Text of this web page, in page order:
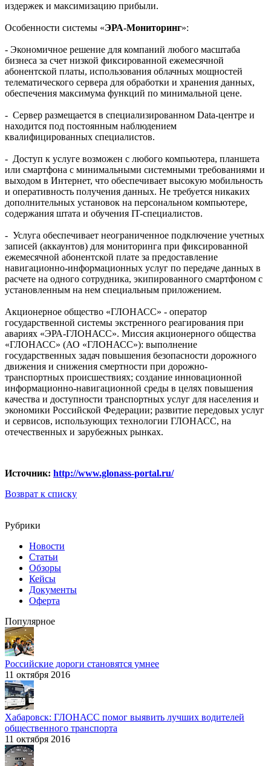
издержек и максимизацию прибыли.
Особенности системы «ЭРА-Мониторинг»:
- Экономичное решение для компаний любого масштаба
бизнеса за счет низкой фиксированной ежемесячной
абонентской платы, использования облачных мощностей
телематического сервера для обработки и хранения данных,
обеспечения максимума функций по минимальной цене.
- Сервер размещается в специализированном Data-центре и
находится под постоянным наблюдением
квалифицированных специалистов.
- Доступ к услуге возможен с любого компьютера, планшета
или смартфона с минимальными системными требованиями и
выходом в Интернет, что обеспечивает высокую мобильность
и оперативность получения данных. Не требуется никаких
дополнительных установок на персональном компьютере,
содержания штата и обучения IT-специалистов.
- Услуга обеспечивает неограниченное подключение учетных
записей (аккаунтов) для мониторинга при фиксированной
ежемесячной абонентской плате за предоставление
навигационно-информационных услуг по передаче данных в
расчете на одного сотрудника, экипированного смартфоном с
установленным на нем специальным приложением.
Акционерное общество «ГЛОНАСС» - оператор
государственной системы экстренного реагирования при
авариях «ЭРА-ГЛОНАСС». Миссия акционерного общества
«ГЛОНАСС» (АО «ГЛОНАСС»): выполнение
государственных задач повышения безопасности дорожного
движения и снижения смертности при дорожно-
транспортных происшествиях; создание инновационной
информационно-навигационной среды в целях повышения
качества и доступности транспортных услуг для населения и
экономики Российской Федерации; развитие передовых услуг
и сервисов, использующих технологии ГЛОНАСС, на
отечественных и зарубежных рынках.
Источник: http://www.glonass-portal.ru/
Возврат к списку
Рубрики
Новости
Статьи
Обзоры
Кейсы
Документы
Оферта
Популярное
Российские дороги становятся умнее
11 октября 2016
Хабаровск: ГЛОНАСС помог выявить лучших водителей
общественного транспорта
11 октября 2016